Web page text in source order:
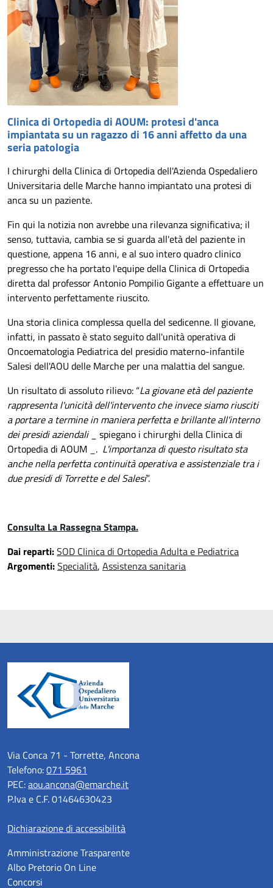
Clinica di Ortopedia di AOUM: protesi d'anca
impiantata su un ragazzo di 16 anni affetto da una
seria patologia
I chirurghi della Clinica di Ortopedia dell'Azienda Ospedaliero
Universitaria delle Marche hanno impiantato una protesi di
anca su un paziente.
Fin qui la notizia non avrebbe una rilevanza significativa; il
senso, tuttavia, cambia se si guarda all'età del paziente in
questione, appena 16 anni, e al suo intero quadro clinico
pregresso che ha portato l'equipe della Clinica di Ortopedia
diretta dal professor Antonio Pompilio Gigante a effettuare un
intervento perfettamente riuscito.
Una storia clinica complessa quella del sedicenne. Il giovane,
infatti, in passato è stato seguito dall'unità operativa di
Oncoematologia Pediatrica del presidio materno-infantile
Salesi dell'AOU delle Marche per una malattia del sangue.
Un risultato di assoluto rilievo: “La giovane età del paziente
rappresenta l'unicità dell'intervento che invece siamo riusciti
a portare a termine in maniera perfetta e brillante all'interno
dei presidi aziendali_ spiegano i chirurghi della Clinica di
Ortopedia di AOUM _. L'importanza di questo risultato sta
anche nella perfetta continuità operativa e assistenziale tra i
due presidi di Torrette e del Salesi”.
Consulta La Rassegna Stampa.
Dai reparti:SOD Clinica di Ortopedia Adulta e Pediatrica
Argomenti:Specialità, Assistenza sanitaria
Via Conca 71 - Torrette, Ancona
Telefono:071 5961
PEC:aou.ancona@emarche.it
P.Iva e C.F. 01464630423
Dichiarazione di accessibilità
Amministrazione Trasparente
Albo Pretorio On Line
Concorsi